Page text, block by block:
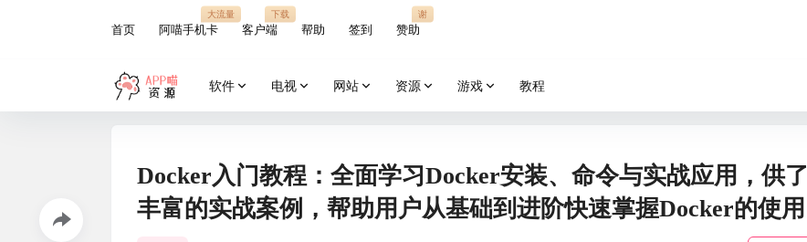
首页 阿喵手机卡
大流量
客户端
下载
帮助 签到 赞助
谢
软件 电视 网站 资源 游戏 教程
Docker入门教程：全面学习Docker安装、命令与实战应用，供了
丰富的实战案例，帮助用户从基础到进阶快速掌握Docker的使用